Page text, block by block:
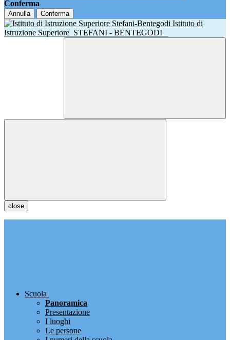
Conferma
Annulla Conferma
Istituto di
Istruzione Superiore STEFANI - BENTEGODI
close
Scuola
Panoramica
Presentazione
I luoghi
Le persone